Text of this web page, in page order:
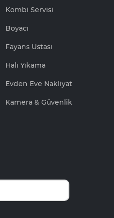
Kombi Servisi
Boyacı
Fayans Ustası
Halı Yıkama
Evden Eve Nakliyat
Kamera & Güvenlik